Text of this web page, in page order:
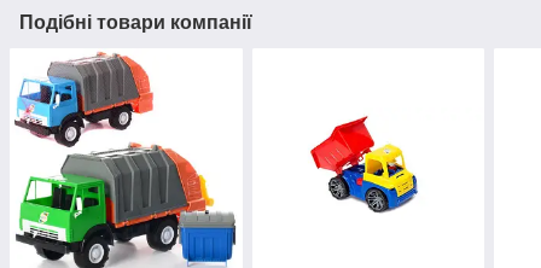
Подібні товари компанії